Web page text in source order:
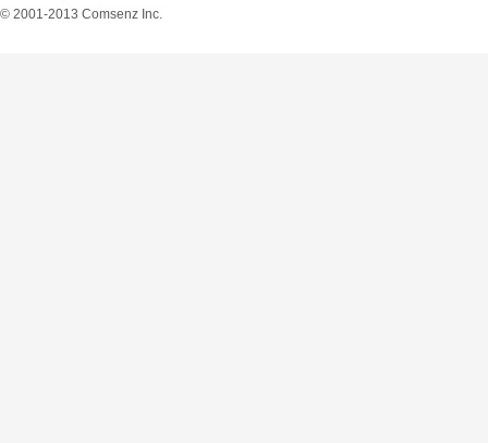
© 2001-2013 Comsenz Inc.